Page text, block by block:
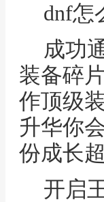
dnf怎
成功
装备碎
作顶级
升华你
份成长
开启